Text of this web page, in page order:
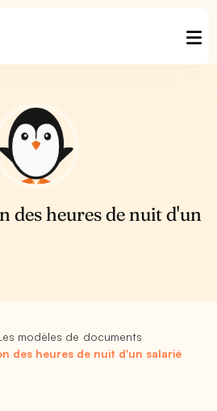
des heures de nuit d'un
modèles de documents
des heures de nuit d'un salarié